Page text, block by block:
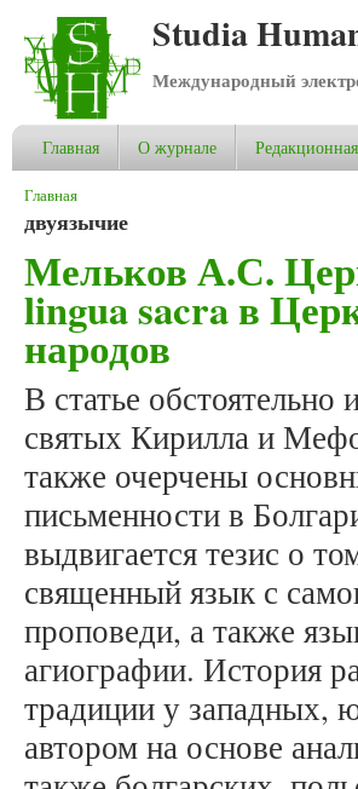
Studia
Международный
Главная О журнале
Вы здесь
Главная
двуязычие
Мельков А.С.
lingua sacra в
народов
В статье обстоятельно
святых Кирилла и
также очерчены
письменности в
выдвигается тезис о
священный язык с
проповеди, а также
агиографии. История
традиции у западных,
автором на основе